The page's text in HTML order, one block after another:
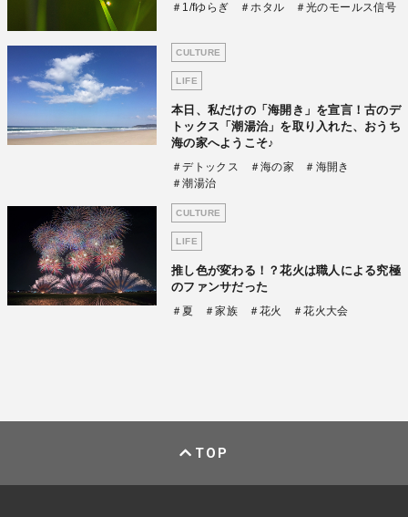
＃1/fゆらぎ ＃ホタル ＃光のモールス信号
CULTURE
LIFE
本日、私だけの「海開き」を宣言！古のデ
トックス「潮湯治」を取り入れた、おうち
海の家へようこそ♪
＃デトックス ＃海の家
＃海開き
＃潮湯治
CULTURE
LIFE
推し色が変わる！？花火は職人による究極
のファンサだった
＃夏 ＃家族 ＃花火 ＃花火大会
TOP